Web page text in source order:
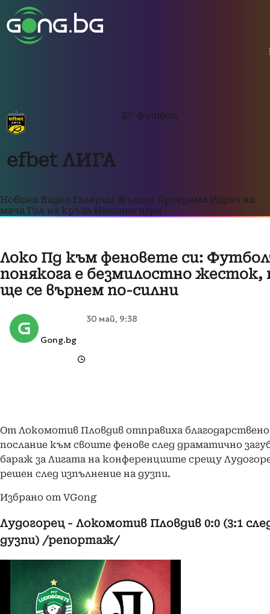
БГ Футбол
efbet ЛИГА
Новини Видео Галерии Жълто Програма Играч на
мача Гол на кръга Нашата игра
Локо Пд към феновете си:
понякога е безмилостно жесток,
ще се върнем по-силни
Gong.bg
30 май, 9:38
От Локомотив Пловдив отправиха благодарствено
послание към своите фенове след драматично
бараж за Лигата на конференциите срещу
решен след изпълнение на дузпи.
Избрано от VGong
Лудогорец - Локомотив Пловдив 0:0 (3:1
дузпи) /репортаж/